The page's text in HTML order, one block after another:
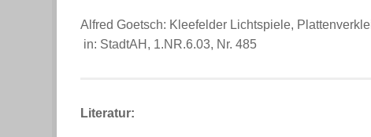
Alfred Goetsch: Kleefelder Lichtspiele,
in: StadtAH, 1.NR.6.03, Nr. 485
Literatur: